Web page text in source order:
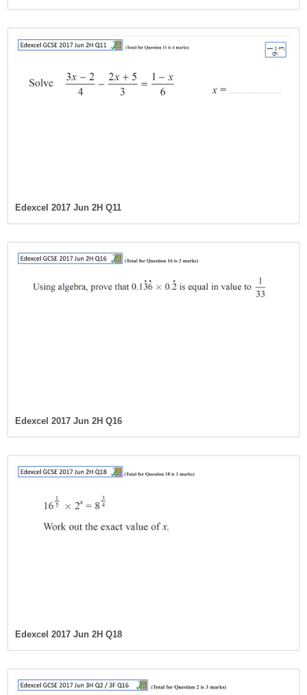
Edexcel 2017 Jun 2H Q11
Edexcel 2017 Jun 2H Q16
Edexcel 2017 Jun 2H Q18